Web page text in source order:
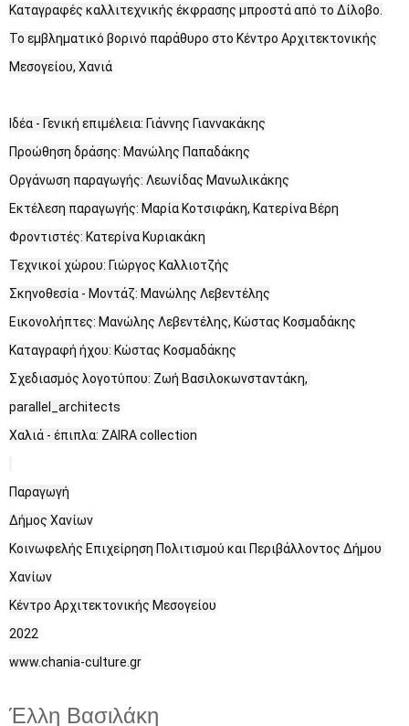
Καταγραφές καλλιτεχνικής έκφρασης μπροστά από το Δίλοβο.
Το εμβληματικό βορινό παράθυρο στο Κέντρο Αρχιτεκτονικής
Μεσογείου, Χανιά
Ιδέα - Γενική επιμέλεια: Γιάννης Γιαννακάκης
Προώθηση δράσης: Μανώλης Παπαδάκης
Οργάνωση παραγωγής: Λεωνίδας Μανωλικάκης
Εκτέλεση παραγωγής: Μαρία Κοτσιφάκη, Κατερίνα Βέρη
Φροντιστές: Κατερίνα Κυριακάκη
Τεχνικοί χώρου: Γιώργος Καλλιοτζής
Σκηνοθεσία - Μοντάζ: Μανώλης Λεβεντέλης
Εικονολήπτες: Μανώλης Λεβεντέλης, Κώστας Κοσμαδάκης
Καταγραφή ήχου: Κώστας Κοσμαδάκης
Σχεδιασμός λογοτύπου: Ζωή Βασιλοκωνσταντάκη,
parallel_architects
Χαλιά - έπιπλα: ZAIRA collection
Παραγωγή
Δήμος Χανίων
Κοινωφελής Επιχείρηση Πολιτισμού και Περιβάλλοντος Δήμου
Χανίων
Κέντρο Αρχιτεκτονικής Μεσογείου
2022
www.chania-culture.gr
Έλλη Βασιλάκη